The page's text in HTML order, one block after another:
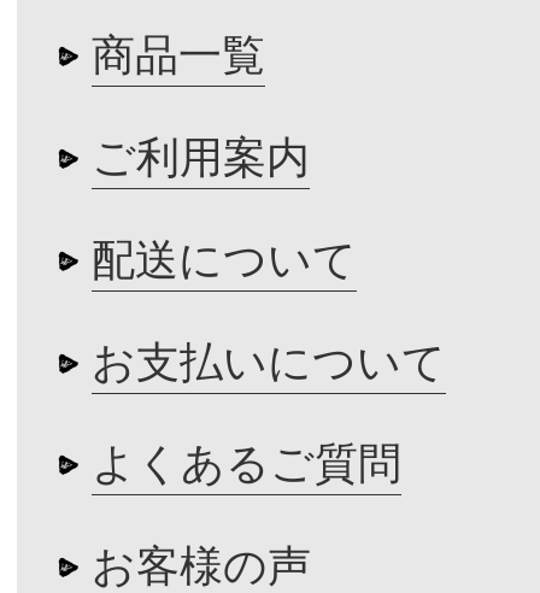
商品一覧
ご利用案内
配送について
お支払いについて
よくあるご質問
お客様の声